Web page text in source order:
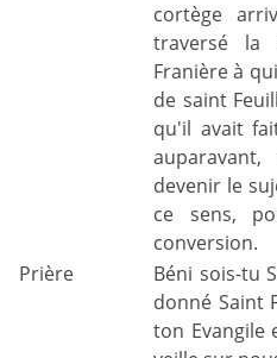
cortège
traversé
Franière à
de saint
qu'il avait
devenir le
ce sens,
conversion.
Prière
Béni sois-tu
donné Saint
ton Evangile